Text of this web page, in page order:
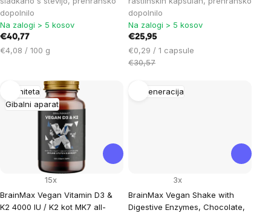
dopolnilo
Na zalogi > 5 kosov
€40,77
Cena
€4,08 / 100 g
dopolnilo
Na zalogi > 5 kosov
€25,95
Cena
na
€0,29 / 1 capsule
€30,57
Imuniteta
Gibalni aparat
BrainMax Vegan Vitamin D3 &
K2 4000 IU / K2 kot MK7 all-
15x
Regeneracija
BrainMax Vegan Shake with
Digestive Enzymes, Chocolate,
3x